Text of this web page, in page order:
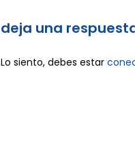
deja una
Lo siento, debes estar